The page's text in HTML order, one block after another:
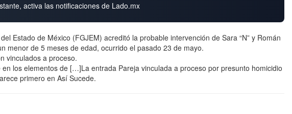
activa las notificaciones de Lado.mx
Estado de México (FGJEM) acreditó la probable intervención de Sara “N” y Román
menor de 5 meses de edad, ocurrido el pasado 23 de mayo.
vinculados a proceso.
los elementos de […]La entrada Pareja vinculada a proceso por presunto homicidio
primero en Así Sucede.